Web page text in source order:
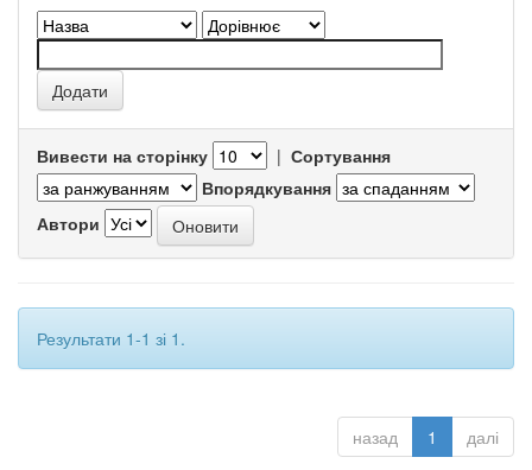
Вивести на сторінку | Сортування
Впорядкування
Автори
Результати 1-1 зі 1.
назад 1 далі